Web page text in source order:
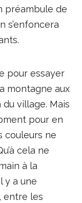
préambule de
s’enfoncera
pour essayer
montagne aux
village. Mais
pour en
couleurs ne
cela ne
à la
y a une
entre les